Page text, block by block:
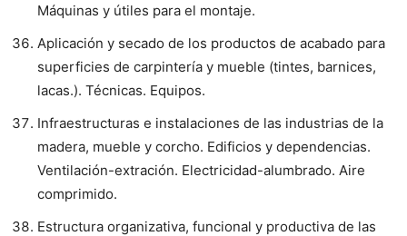
Máquinas y útiles para el montaje.
Aplicación y secado de los productos de acabado para
superficies de carpintería y mueble (tintes, barnices,
lacas.). Técnicas. Equipos.
Infraestructuras e instalaciones de las industrias de la
madera, mueble y corcho. Edificios y dependencias.
Ventilación-extración. Electricidad-alumbrado. Aire
comprimido.
Estructura organizativa, funcional y productiva de las